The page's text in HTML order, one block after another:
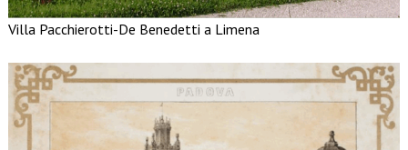
Villa Pacchierotti-De Benedetti a Limena